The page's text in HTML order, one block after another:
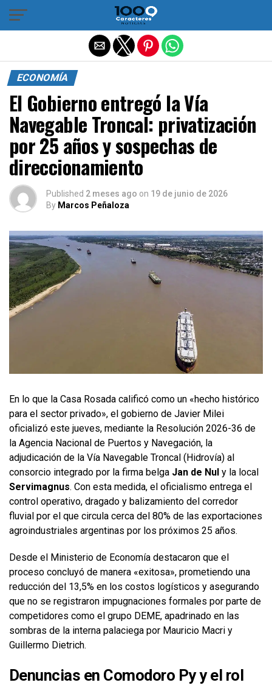
ECONOMÍA
El Gobierno entregó la Vía
Navegable Troncal: privatización
por 25 años y sospechas de
direccionamiento
Published 2 meses ago on 19 de junio de 2026
By Marcos Peñaloza
En lo que la Casa Rosada calificó como un «hecho histórico
para el sector privado», el gobierno de Javier Milei
oficializó este jueves, mediante la Resolución 2026-36 de
la Agencia Nacional de Puertos y Navegación, la
adjudicación de la Vía Navegable Troncal (Hidrovía) al
consorcio integrado por la firma belga Jan de Nul y la local
Servimagnus. Con esta medida, el oficialismo entrega el
control operativo, dragado y balizamiento del corredor
fluvial por el que circula cerca del 80% de las exportaciones
agroindustriales argentinas por los próximos 25 años.
Desde el Ministerio de Economía destacaron que el
proceso concluyó de manera «exitosa», prometiendo una
reducción del 13,5% en los costos logísticos y asegurando
que no se registraron impugnaciones formales por parte de
competidores como el grupo DEME, apadrinado en las
sombras de la interna palaciega por Mauricio Macri y
Guillermo Dietrich.
Denuncias en Comodoro Py y el rol
Salir de la versión móvil